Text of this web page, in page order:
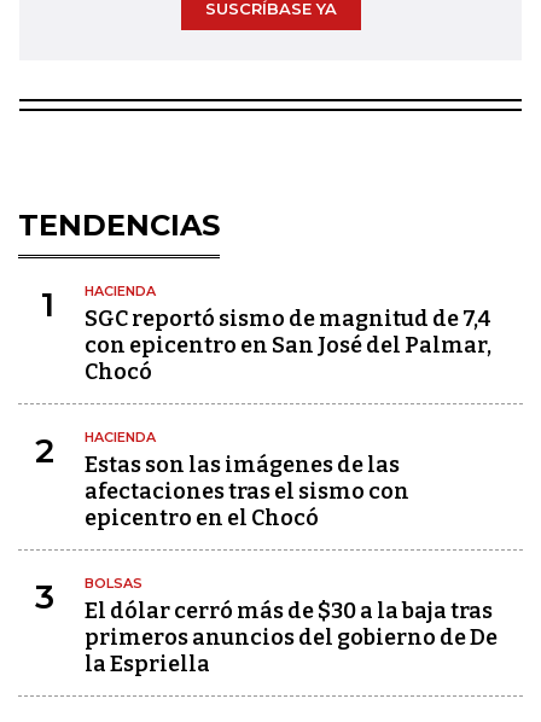
SUSCRÍBASE YA
TENDENCIAS
1 HACIENDA
SGC reportó sismo de magnitud de 7,4
con epicentro en San José del Palmar,
Chocó
2 HACIENDA
Estas son las imágenes de las
afectaciones tras el sismo con
epicentro en el Chocó
3 BOLSAS
El dólar cerró más de $30 a la baja tras
primeros anuncios del gobierno de De
la Espriella